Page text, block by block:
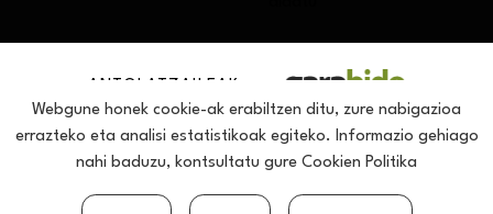
Webgune honek cookie-ak erabiltzen ditu, zure nabigazioa
errazteko eta analisi estatistikoak egiteko. Informazio gehiago
nahi baduzu, kontsultatu gure Cookien Politika